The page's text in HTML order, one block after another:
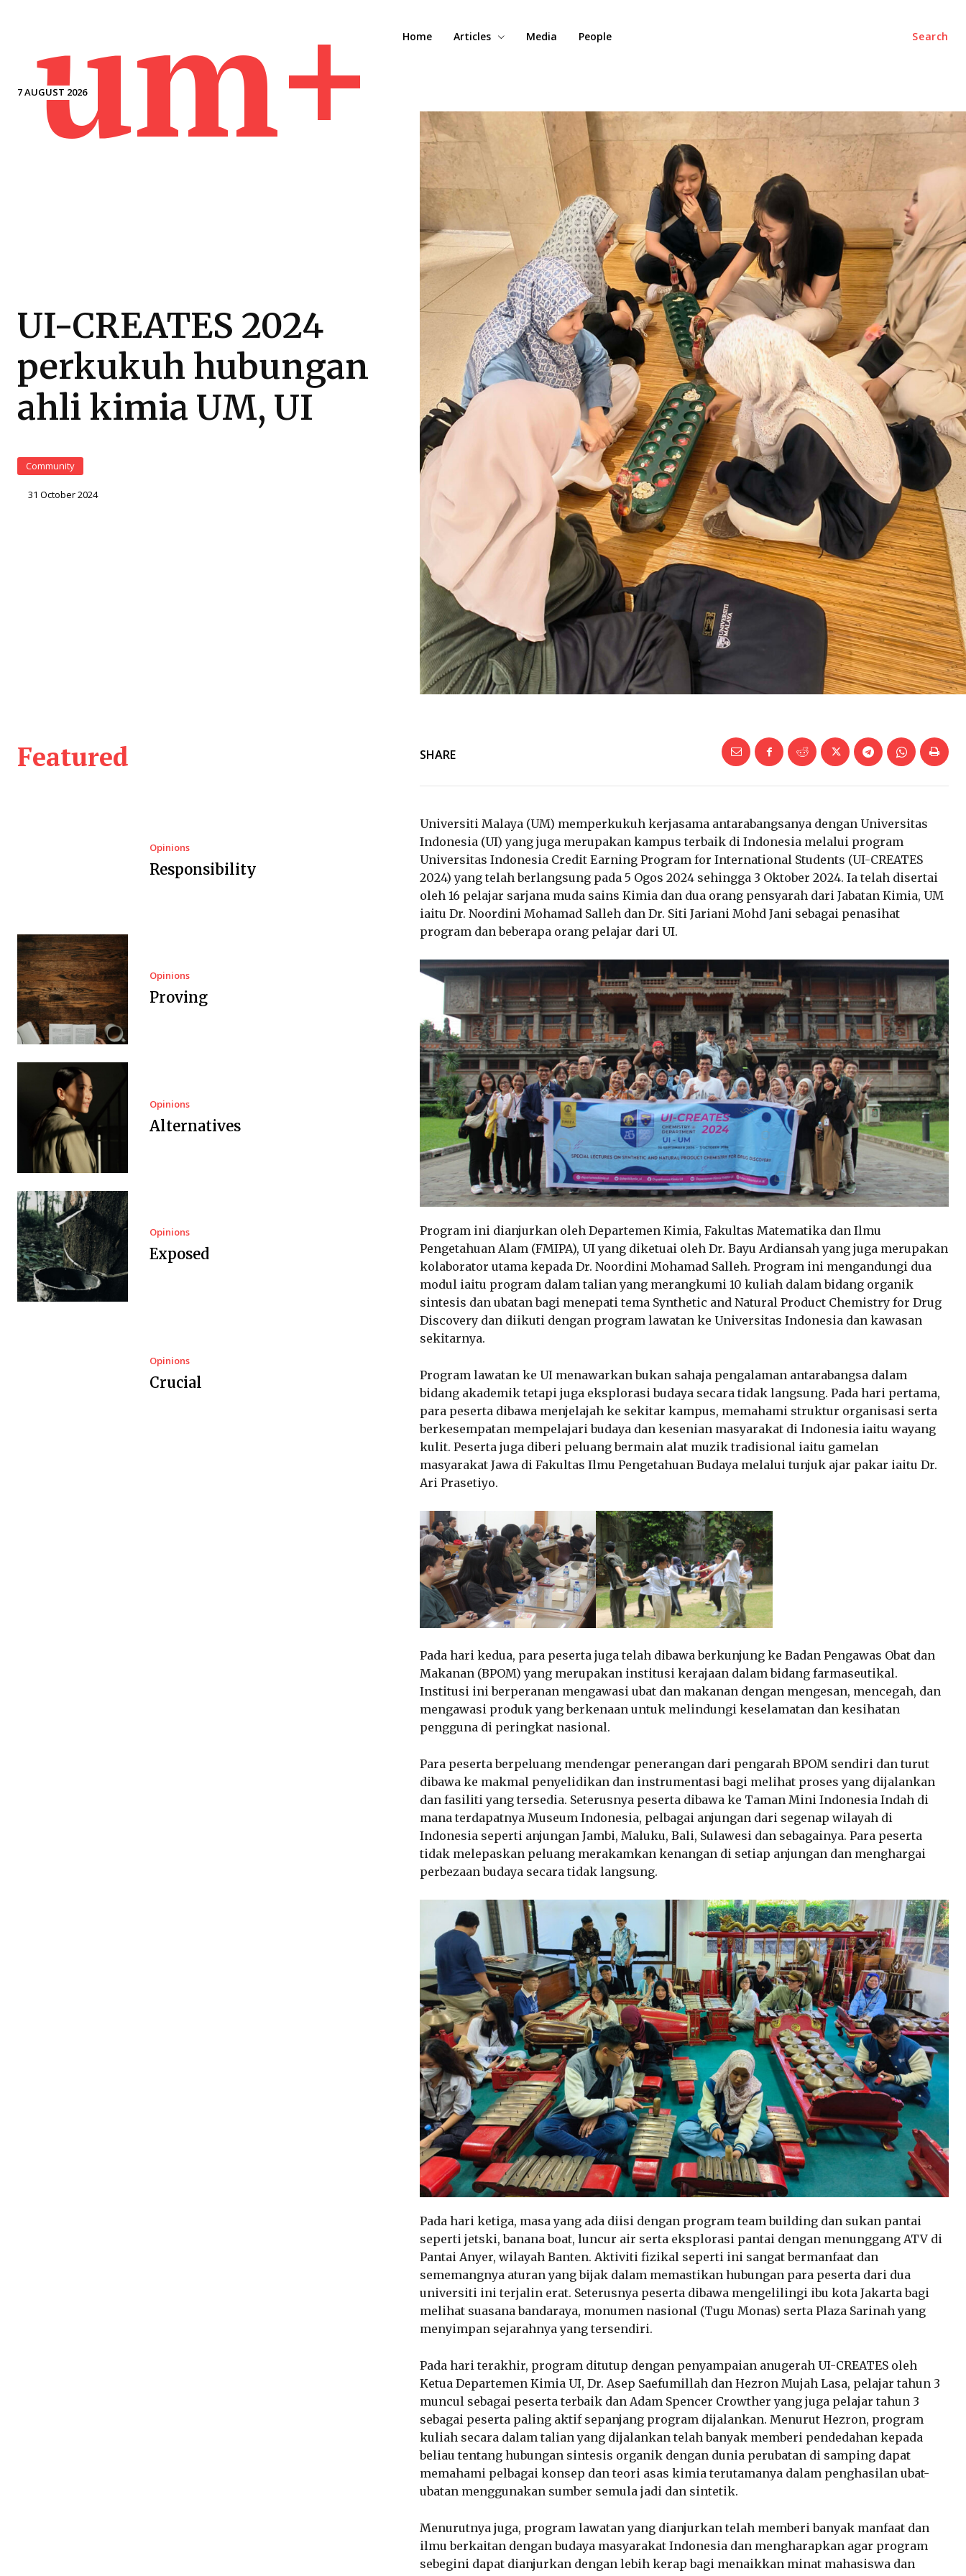
7 AUGUST 2026
um+ Search
Home Articles Media People
UI-CREATES 2024
perkukuh hubungan
ahli kimia UM, UI
Community
31 October 2024
Featured
Opinions
Responsibility
Opinions
Proving
Opinions
Alternatives
Opinions
Exposed
Opinions
Crucial
SHARE
Universiti Malaya (UM) memperkukuh kerjasama antarabangsanya dengan Universitas
Indonesia (UI) yang juga merupakan kampus terbaik di Indonesia melalui program
Universitas Indonesia Credit Earning Program for International Students (UI-CREATES
2024) yang telah berlangsung pada 5 Ogos 2024 sehingga 3 Oktober 2024. Ia telah disertai
oleh 16 pelajar sarjana muda sains Kimia dan dua orang pensyarah dari Jabatan Kimia, UM
iaitu Dr. Noordini Mohamad Salleh dan Dr. Siti Jariani Mohd Jani sebagai penasihat
program dan beberapa orang pelajar dari UI.
Program ini dianjurkan oleh Departemen Kimia, Fakultas Matematika dan Ilmu
Pengetahuan Alam (FMIPA), UI yang diketuai oleh Dr. Bayu Ardiansah yang juga merupakan
kolaborator utama kepada Dr. Noordini Mohamad Salleh. Program ini mengandungi dua
modul iaitu program dalam talian yang merangkumi 10 kuliah dalam bidang organik
sintesis dan ubatan bagi menepati tema Synthetic and Natural Product Chemistry for Drug
Discovery dan diikuti dengan program lawatan ke Universitas Indonesia dan kawasan
sekitarnya.
Program lawatan ke UI menawarkan bukan sahaja pengalaman antarabangsa dalam
bidang akademik tetapi juga eksplorasi budaya secara tidak langsung. Pada hari pertama,
para peserta dibawa menjelajah ke sekitar kampus, memahami struktur organisasi serta
berkesempatan mempelajari budaya dan kesenian masyarakat di Indonesia iaitu wayang
kulit. Peserta juga diberi peluang bermain alat muzik tradisional iaitu gamelan
masyarakat Jawa di Fakultas Ilmu Pengetahuan Budaya melalui tunjuk ajar pakar iaitu Dr.
Ari Prasetiyo.
Pada hari kedua, para peserta juga telah dibawa berkunjung ke Badan Pengawas Obat dan
Makanan (BPOM) yang merupakan institusi kerajaan dalam bidang farmaseutikal.
Institusi ini berperanan mengawasi ubat dan makanan dengan mengesan, mencegah, dan
mengawasi produk yang berkenaan untuk melindungi keselamatan dan kesihatan
pengguna di peringkat nasional.
Para peserta berpeluang mendengar penerangan dari pengarah BPOM sendiri dan turut
dibawa ke makmal penyelidikan dan instrumentasi bagi melihat proses yang dijalankan
dan fasiliti yang tersedia. Seterusnya peserta dibawa ke Taman Mini Indonesia Indah di
mana terdapatnya Museum Indonesia, pelbagai anjungan dari segenap wilayah di
Indonesia seperti anjungan Jambi, Maluku, Bali, Sulawesi dan sebagainya. Para peserta
tidak melepaskan peluang merakamkan kenangan di setiap anjungan dan menghargai
perbezaan budaya secara tidak langsung.
Pada hari ketiga, masa yang ada diisi dengan program team building dan sukan pantai
seperti jetski, banana boat, luncur air serta eksplorasi pantai dengan menunggang ATV di
Pantai Anyer, wilayah Banten. Aktiviti fizikal seperti ini sangat bermanfaat dan
sememangnya aturan yang bijak dalam memastikan hubungan para peserta dari dua
universiti ini terjalin erat. Seterusnya peserta dibawa mengelilingi ibu kota Jakarta bagi
melihat suasana bandaraya, monumen nasional (Tugu Monas) serta Plaza Sarinah yang
menyimpan sejarahnya yang tersendiri.
Pada hari terakhir, program ditutup dengan penyampaian anugerah UI-CREATES oleh
Ketua Departemen Kimia UI, Dr. Asep Saefumillah dan Hezron Mujah Lasa, pelajar tahun 3
muncul sebagai peserta terbaik dan Adam Spencer Crowther yang juga pelajar tahun 3
sebagai peserta paling aktif sepanjang program dijalankan. Menurut Hezron, program
kuliah secara dalam talian yang dijalankan telah banyak memberi pendedahan kepada
beliau tentang hubungan sintesis organik dengan dunia perubatan di samping dapat
memahami pelbagai konsep dan teori asas kimia terutamanya dalam penghasilan ubat-
ubatan menggunakan sumber semula jadi dan sintetik.
Menurutnya juga, program lawatan yang dianjurkan telah memberi banyak manfaat dan
ilmu berkaitan dengan budaya masyarakat Indonesia dan mengharapkan agar program
sebegini dapat dianjurkan dengan lebih kerap bagi menaikkan minat mahasiswa dan